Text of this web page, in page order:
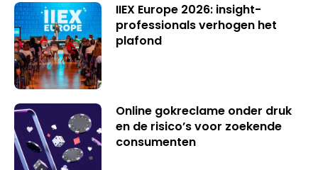
IIEX Europe 2026: insight-
professionals verhogen het
plafond
Online gokreclame onder druk
en de risico’s voor zoekende
consumenten